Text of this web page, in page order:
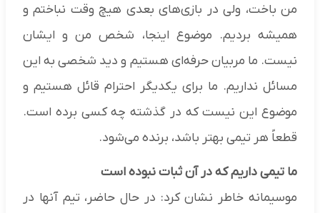
من باخت، ولی در بازی‌های بعدی هیچ وقت نباختم و
همیشه بردیم. موضوع اینجا، شخص من و ایشان
نیست. ما مربیان حرفه‌ای هستیم و دید شخصی به این
مسائل نداریم. ما برای یکدیگر احترام قائل هستیم و
موضوع این نیست که در گذشته چه کسی برده است.
قطعاً هر تیمی بهتر باشد، برنده می‌شود.
ما تیمی داریم که در آن ثبات نبوده است
موسیمانه خاطر نشان کرد: در حال حاضر، تیم آنها در